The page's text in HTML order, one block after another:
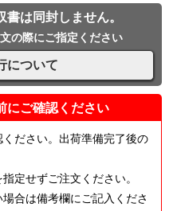
は同封しません。
の際にご指定ください
について
にご確認ください
ください。出荷準備完了後の
定せずご注文ください。
合は備考欄にご記入くださ